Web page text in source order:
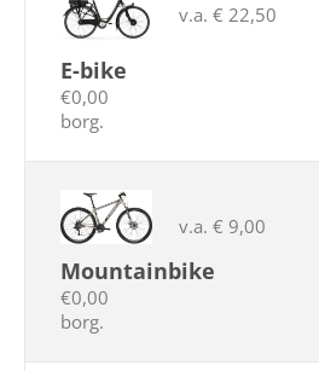
E-bike
€0,00
borg.
v.a. € 22,50
Mountainbike
€0,00
borg.
v.a. € 9,00